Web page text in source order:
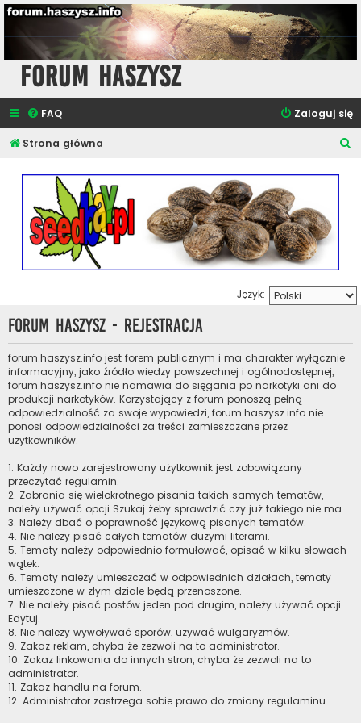
Forum Haszysz
FAQ Zaloguj się
Strona główna
Język:
Forum Haszysz - Rejestracja
forum.haszysz.info jest forem publicznym i ma charakter wyłącznie
informacyjny, jako źródło wiedzy powszechnej i ogólnodostępnej,
forum.haszysz.info nie namawia do sięgania po narkotyki ani do
produkcji narkotyków. Korzystający z forum ponoszą pełną
odpowiedzialność za swoje wypowiedzi, forum.haszysz.info nie
ponosi odpowiedzialności za treści zamieszczane przez
użytkowników.
1. Każdy nowo zarejestrowany użytkownik jest zobowiązany
przeczytać regulamin.
2. Zabrania się wielokrotnego pisania takich samych tematów,
należy używać opcji Szukaj żeby sprawdzić czy już takiego nie ma.
3. Należy dbać o poprawność językową pisanych tematów.
4. Nie należy pisać całych tematów dużymi literami.
5. Tematy należy odpowiednio formułować, opisać w kilku słowach
wątek.
6. Tematy należy umieszczać w odpowiednich działach, tematy
umieszczone w złym dziale będą przenoszone.
7. Nie należy pisać postów jeden pod drugim, należy używać opcji
Edytuj.
8. Nie należy wywoływać sporów, używać wulgaryzmów.
9. Zakaz reklam, chyba że zezwoli na to administrator.
10. Zakaz linkowania do innych stron, chyba że zezwoli na to
administrator.
11. Zakaz handlu na forum.
12. Administrator zastrzega sobie prawo do zmiany regulaminu.